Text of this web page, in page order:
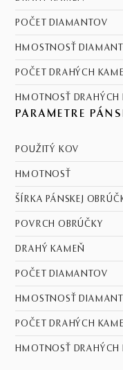
POČET DIAMANTOV
HMOSTNOSŤ
POČET DRAHÝCH
HMOTNOSŤ
PARAMETRE
POUŽITÝ KOV
HMOTNOSŤ
ŠÍRKA PÁNSKEJ
POVRCH OBRÚČKY
DRAHÝ KAMEŇ
POČET DIAMANTOV
HMOSTNOSŤ
POČET DRAHÝCH
HMOTNOSŤ